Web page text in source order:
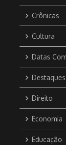
Crônicas
Cultura
Datas
Destaques
Direito
Economia
Educação